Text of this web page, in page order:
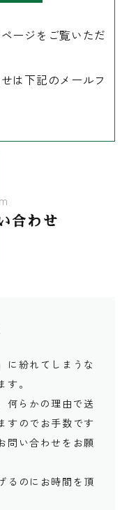
ージをご覧いただ
は下記のメールフ
合わせ
に紛れてしまうな
。
何らかの理由で送
すのでお手数です
問い合わせをお願
るのにお時間を頂